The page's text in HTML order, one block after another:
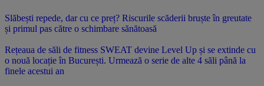
Slăbești repede, dar cu ce preț? Riscurile scăderii bruște în greutate
și primul pas către o schimbare sănătoasă
Rețeaua de săli de fitness SWEAT devine Level Up și se extinde cu
o nouă locație în București. Urmează o serie de alte 4 săli până la
finele acestui an